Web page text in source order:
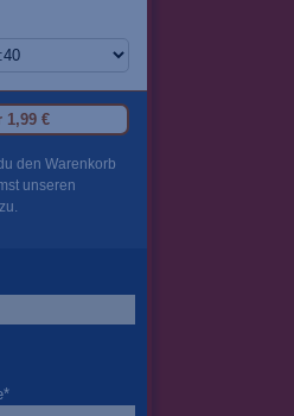
1,99 €
den Warenkorb
unseren
zu.
*